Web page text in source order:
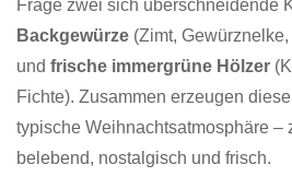
Frage zwei sich überschneidende
Backgewürze (Zimt,
und frische immergrüne Hölzer
Fichte). Zusammen erzeugen
typische Weihnachtsatmosphäre –
belebend, nostalgisch und frisch.